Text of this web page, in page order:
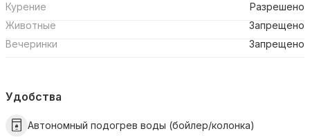
Курение
Разрешено
Животные
Запрещено
Вечеринки
Запрещено
Удобства
Автономный подогрев воды (бойлер/колонка)